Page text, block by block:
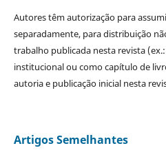
Autores têm autorização para
separadamente, para distribuição
trabalho publicada nesta revista
institucional ou como capítulo de
autoria e publicação inicial nesta
Artigos Semelhantes